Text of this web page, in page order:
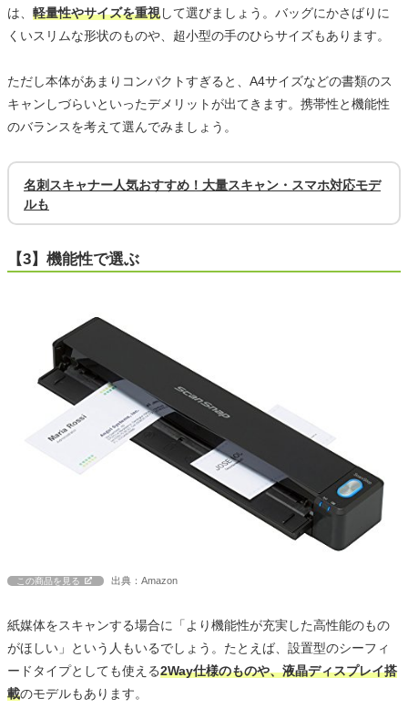
は、 軽量性やサイズを重視して選びましょう。バッグにかさばりに
くいスリムな形状のものや、超小型の手のひらサイズもあります。
ただし本体があまりコンパクトすぎると、A4サイズなどの書類のス
キャンしづらいといったデメリットが出てきます。携帯性と機能性
のバランスを考えて選んでみましょう。
名刺スキャナー人気おすすめ！大量スキャン・スマホ対応モデ
ルも
【3】機能性で選ぶ
この商品を見る 出典：Amazon
紙媒体をスキャンする場合に「より機能性が充実した高性能のもの
がほしい」という人もいるでしょう。たとえば、設置型のシーフィ
ードタイプとしても使える2Way仕様のものや、液晶ディスプレイ搭
載のモデルもあります。